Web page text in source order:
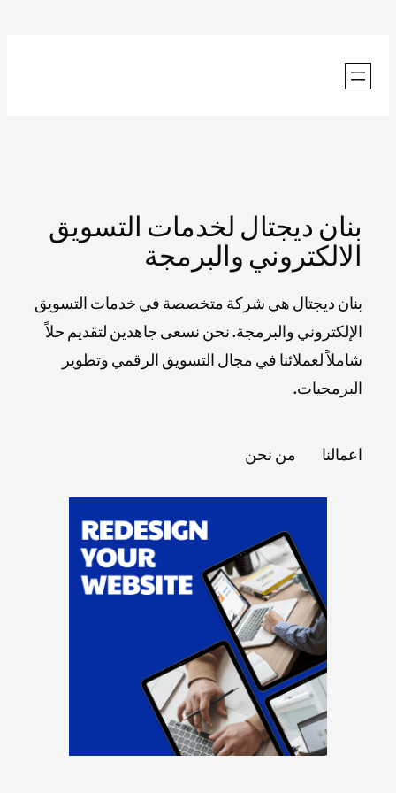
المحتوى
بنان ديجتال لخدمات التسويق
الالكتروني والبرمجة
بنان ديجتال هي شركة متخصصة في خدمات التسويق
الإلكتروني والبرمجة. نحن نسعى جاهدين لتقديم حلاً
شاملاً لعملائنا في مجال التسويق الرقمي وتطوير
البرمجيات.
اعمالنا من نحن